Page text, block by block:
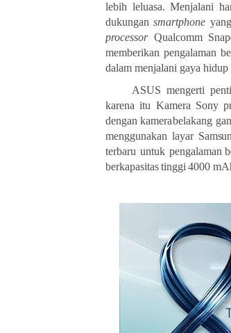
lebih leluasa. Menjalani
dukungan smartphone
processor Qualcomm
memberikan pengalaman
dalam menjalani gaya hidup
ASUS mengerti
karena itu Kamera Sony
dengan kamerabelakang
menggunakan layar
terbaru untuk pengalaman
berkapasitastinggi 4000